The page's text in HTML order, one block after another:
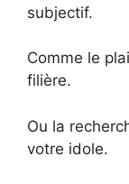
subjectif.
Comme le
filière.
Ou la
votre idole.